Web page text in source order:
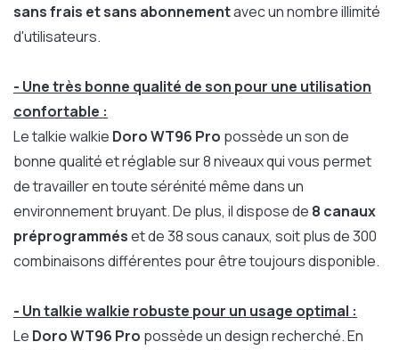
sans frais et sans abonnementavec un nombre illimité
d'utilisateurs.
- Une très bonne qualité de son pour une utilisation
confortable :
Le talkie walkie Doro WT96 Pro possède un son de
bonne qualité et réglable sur 8 niveaux qui vous permet
de travailler en toute sérénité même dans un
environnement bruyant. De plus, il dispose de 8 canaux
préprogramméset de 38 sous canaux, soit plus de 300
combinaisons différentes pour être toujours disponible.
- Un talkie walkie robuste pour un usage optimal :
Le Doro WT96 Pro possède un design recherché. En